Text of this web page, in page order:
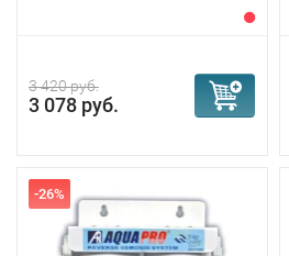
3 420 руб.
3 078 руб.
-26%